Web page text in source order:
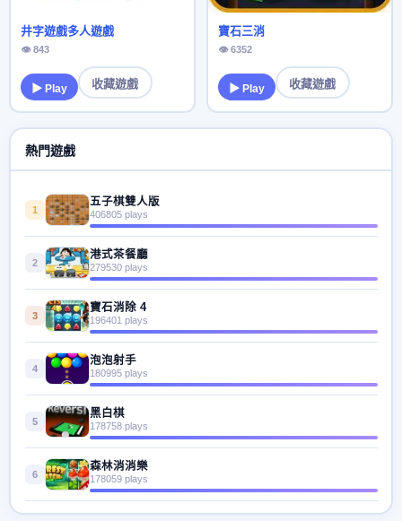
井字遊戲多人遊戲
👁 843
▶ Play 收藏遊戲
寶石三消
👁 6352
▶ Play 收藏遊戲
熱門遊戲
1
五子棋雙人版
406805 plays
2
港式茶餐廳
279530 plays
3
寶石消除 4
196401 plays
4
泡泡射手
180995 plays
5
黑白棋
178758 plays
6
森林消消樂
178059 plays